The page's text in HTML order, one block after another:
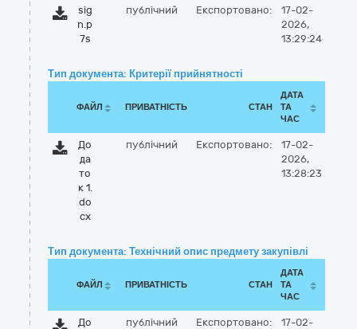
sig
n.p
7s
публічний Експортовано:
17-02-
2026,
13:29:24
Тип документа: Критерії прийнятності
ФАЙЛ ПРИВАТНІСТЬ СТАН
ДАТА
ТА
ЧАС
До
да
то
к 1.
do
cx
публічний Експортовано:
17-02-
2026,
13:28:23
Тип документа: Технічний опис предмету закупівлі
ФАЙЛ ПРИВАТНІСТЬ СТАН
ДАТА
ТА
ЧАС
До
публічний Експортовано:
17-02-